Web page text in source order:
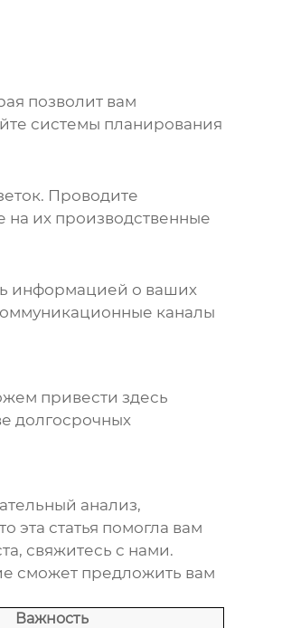
позволит вам
системы планирования
. Проводите
их производственные
информацией о ваших
каналы
привести здесь
долгосрочных
анализ,
эта статья помогла вам
свяжитесь с нами.
сможет предложить вам
Важность